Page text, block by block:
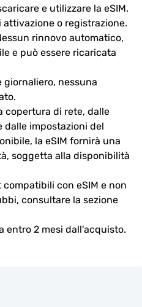
e utilizzare la eSIM.
o registrazione.
rinnovo automatico,
e può essere ricaricata
giornaliero, nessuna
copertura di rete, dalle
dalle impostazioni del
la eSIM fornirà una
soggetta alla disponibilità
con eSIM e non
consultare la sezione
entro 2 mesi dall'acquisto.